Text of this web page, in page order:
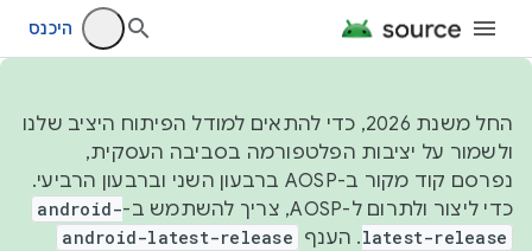
היכנס
החל משנת 2026, כדי להתאים למודל הפיתוח היציב שלנו
ולשמור על יציבות הפלטפורמה בסביבה העסקית,
נפרסם קוד מקור ב-AOSP ברבעון השני וברבעון הרביעי.
כדי ליצור ולתרום ל-AOSP, צריך להשתמש ב-
android-
latest-release. הענף android-latest-release